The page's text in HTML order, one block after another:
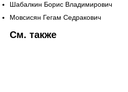
Шабалкин Борис Владимирович
Мовсисян Гегам Седракович
См. также